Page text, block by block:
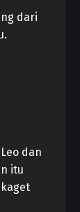
dari
dan
itu